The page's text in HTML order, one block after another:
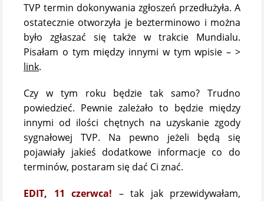
TVP termin dokonywania zgłoszeń przedłużyła. A
ostatecznie otworzyła je bezterminowo i można
było zgłaszać się także w trakcie Mundialu.
Pisałam o tym między innymi w tym wpisie – >
link.
Czy w tym roku będzie tak samo? Trudno
powiedzieć. Pewnie zależało to będzie między
innymi od ilości chętnych na uzyskanie zgody
sygnałowej TVP. Na pewno jeżeli będą się
pojawiały jakieś dodatkowe informacje co do
terminów, postaram się dać Ci znać.
EDIT, 11 czerwca! – tak jak przewidywałam,